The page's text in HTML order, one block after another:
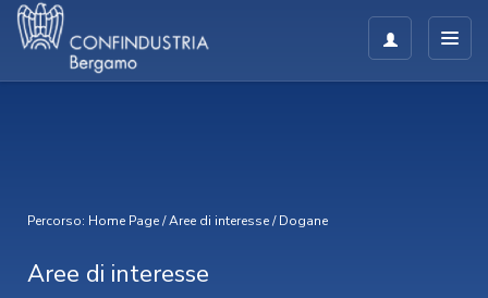
Percorso: Home Page/Aree di interesse/Dogane
Aree di interesse